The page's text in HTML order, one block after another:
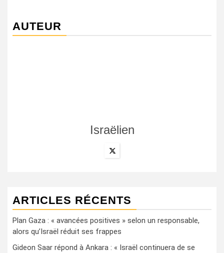
AUTEUR
Israëlien
ARTICLES RÉCENTS
Plan Gaza : « avancées positives » selon un responsable,
alors qu’Israël réduit ses frappes
Gideon Saar répond à Ankara : « Israël continuera de se